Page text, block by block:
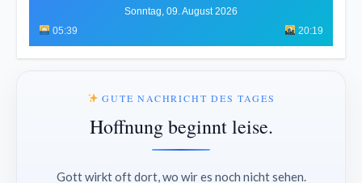
Sonntag, 09. August 2026
05:39
20:19
GUTE NACHRICHT DES TAGES
Hoffnung beginnt leise.
Gott wirkt oft dort, wo wir es noch nicht sehen.